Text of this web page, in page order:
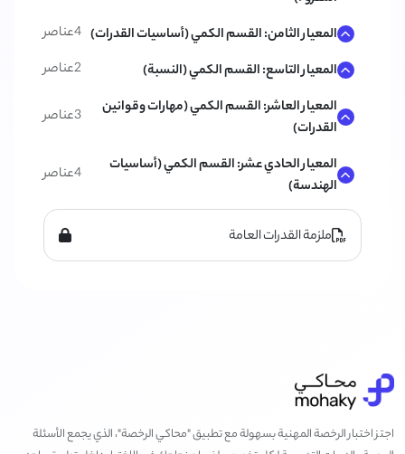
المعيار الثامن: القسم الكمي (أساسيات القدرات) 4عناصر
المعيار التاسع: القسم الكمي (النسبة)
2عناصر
المعيار العاشر: القسم الكمي (مهارات وقوانين
القدرات)
3عناصر
المعيار الحادي عشر: القسم الكمي (أساسيات
الهندسة)
4عناصر
ملزمة القدرات العامة
اجتز اختبار الرخصة المهنية بسهولة مع تطبيق "محاكي الرخصة"، الذي يجمع الأسئلة